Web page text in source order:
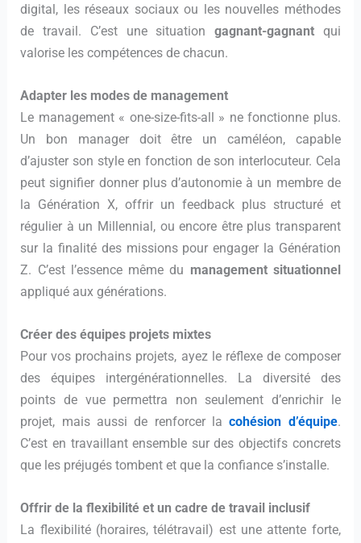
digital, les réseaux sociaux ou les nouvelles méthodes
de travail. C’est une situation gagnant-gagnant qui
valorise les compétences de chacun.
Adapter les modes de management
Le management « one-size-fits-all » ne fonctionne plus.
Un bon manager doit être un caméléon, capable
d’ajuster son style en fonction de son interlocuteur. Cela
peut signifier donner plus d’autonomie à un membre de
la Génération X, offrir un feedback plus structuré et
régulier à un Millennial, ou encore être plus transparent
sur la finalité des missions pour engager la Génération
Z. C’est l’essence même du management situationnel
appliqué aux générations.
Créer des équipes projets mixtes
Pour vos prochains projets, ayez le réflexe de composer
des équipes intergénérationnelles. La diversité des
points de vue permettra non seulement d’enrichir le
projet, mais aussi de renforcer lacohésion d’équipe.
C’est en travaillant ensemble sur des objectifs concrets
que les préjugés tombent et que la confiance s’installe.
Offrir de la flexibilité et un cadre de travail inclusif
La flexibilité (horaires, télétravail) est une attente forte,